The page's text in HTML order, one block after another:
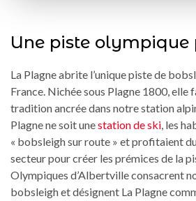
Une piste olympique
La Plagne abrite l’unique piste de
France. Nichée sous Plagne 1800, elle
tradition ancrée dans notre station
Plagne ne soit unestation de ski, les
« bobsleigh sur route » et profitaient
secteur pour créer les prémices de la
Olympiques d’Albertville consacrent
bobsleigh et désignent La Plagne